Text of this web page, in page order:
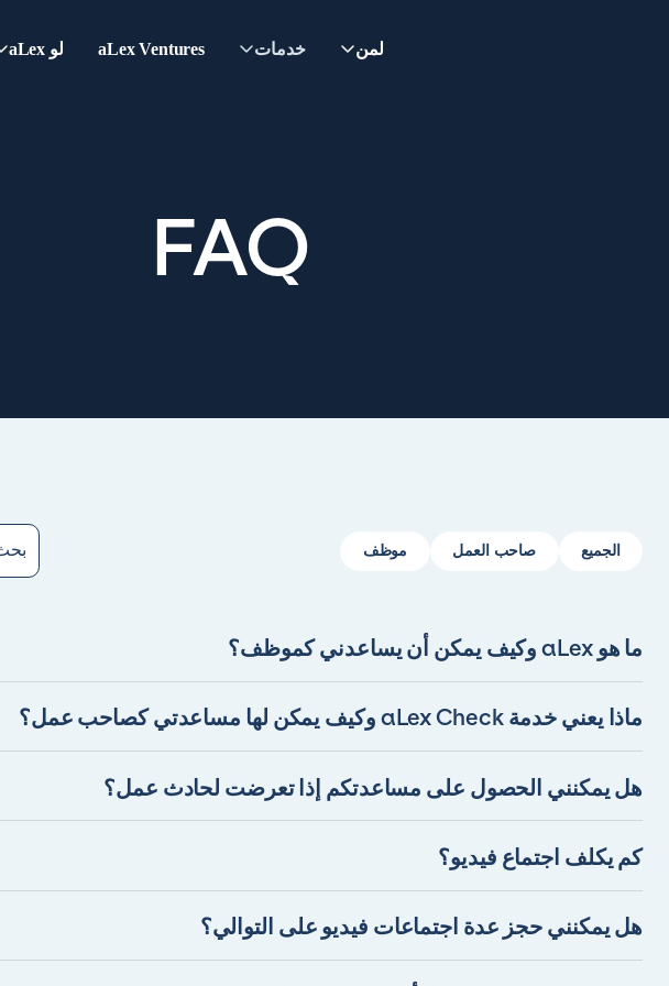
لمن خدمات aLex Ventures لو aLex
FAQ
الجميع صاحب العمل موظف
ما هو aLex وكيف يمكن أن يساعدني كموظف؟
aLex هي منصة تقدم استشارات قانونية وخدمات في مجال قانون العمل. من
خلال aLex، يمكنك الحصول على إرشاد مهني ومساعدة في مختلف الأسئلة
والمواقف المتعلقة بعلاقتك الوظيفية.
ماذا يعني خدمة aLex Check وكيف يمكن لها مساعدتي كصاحب عمل؟
aLex Check يتيح لك رفع مستنداتك لمراجعتها من قبل محام في قانون العمل
قبل اجتماعك عبر الفيديو، مما يضمن أنها تتوافق مع متطلبات القانون.
هل يمكنني الحصول على مساعدتكم إذا تعرضت لحادث عمل؟
من خلال خدمة aLex Process، ستحصل على وصول إلى محام يساعدك عبر
كامل العملية ويساعدك في فهم حقوقك في مثل هذه الحالة.
كم يكلف اجتماع فيديو؟
يستمر اجتماع فيديو مع محامٍ في قانون العمل على منصة aLex لمدة 30 دقيقة
ويكلف 499 كرونة.
هل يمكنني حجز عدة اجتماعات فيديو على التوالي؟
نعم، يمكنك حجز عدة اجتماعات فيديو متتالية إذا كنت ترغب في ذلك. نحن هنا